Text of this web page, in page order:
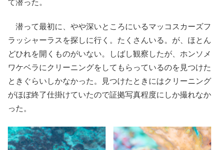
て潜った。
潜って最初に、やや深いところにいるマッコスカーズフ
ラッシャーラスを探しに行く。たくさんいる。が、ほとん
どひれを開くものがいない。しばし観察したが、ホンソメ
ワケベラにクリーニングをしてもらっているのを見つけた
ときぐらいしかなかった。見つけたときにはクリーニング
がほぼ終了仕掛けていたので証拠写真程度にしか撮れなか
った。